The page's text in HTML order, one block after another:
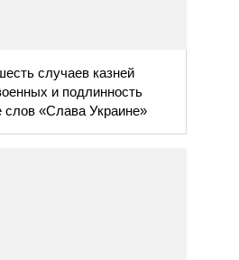
случаев казней
и подлинность
слов «Слава Украине»